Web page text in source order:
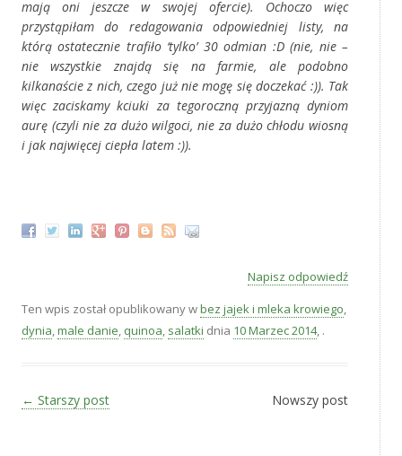
mają oni jeszcze w swojej ofercie). Ochoczo więc
przystąpiłam do redagowania odpowiedniej listy, na
którą ostatecznie trafiło ‘tylko’ 30 odmian :D (nie, nie –
nie wszystkie znajdą się na farmie, ale podobno
kilkanaście z nich, czego już nie mogę się doczekać :)). Tak
więc zaciskamy kciuki za tegoroczną przyjazną dyniom
aurę (czyli nie za dużo wilgoci, nie za dużo chłodu wiosną
i jak najwięcej ciepła latem :)).
Napisz odpowiedź
Ten wpis został opublikowany wbez jajek i mleka krowiego,
dynia,male danie, quinoa, salatki dnia 10 Marzec 2014, .
Zobacz wpisy
← Starszy post Nowszy post